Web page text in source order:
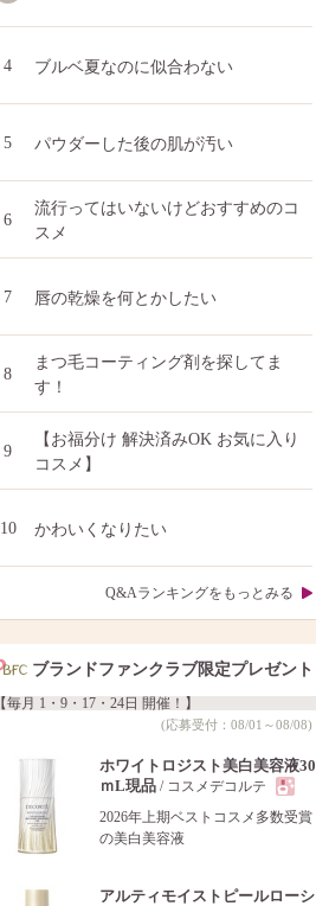
4 ブルベ夏なのに似合わない
5 パウダーした後の肌が汚い
6
流行ってはいないけどおすすめのコ
スメ
7 唇の乾燥を何とかしたい
8
まつ毛コーティング剤を探してま
す！
9
【お福分け 解決済みOK お気に入り
コスメ】
10 かわいくなりたい
Q&Aランキングをもっとみる
ブランドファンクラブ限定プレゼント
【毎月 1・9・17・24日 開催！】
(応募受付：08/01～08/08)
ホワイトロジスト美白美容液30
ｍL現品 / コスメデコルテ
現
2026年上期ベストコスメ多数受賞
の美白美容液
アルティモイストピールローシ